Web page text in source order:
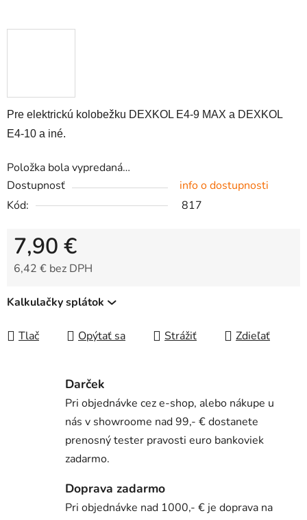
Pre elektrickú kolobežku DEXKOL E4-9 MAX a DEXKOL
E4-10 a iné.
Položka bola vypredaná…
Dostupnosť
info o dostupnosti
Kód:
817
7,90 €
6,42 € bez DPH
Kalkulačky splátok
Tlač Opýtať sa Strážiť Zdieľať
Darček
Pri objednávke cez e-shop, alebo nákupe u
nás v showroome nad 99,- € dostanete
prenosný tester pravosti euro bankoviek
zadarmo.
Doprava zadarmo
Pri objednávke nad 1000,- € je doprava na